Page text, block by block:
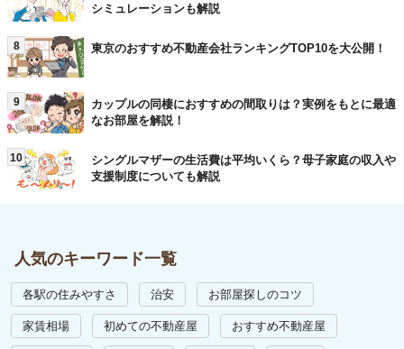
シミュレーションも解説
8 東京のおすすめ不動産会社ランキングTOP10を大公開！
9
カップルの同棲におすすめの間取りは？実例をもとに最適
なお部屋を解説！
10
シングルマザーの生活費は平均いくら？母子家庭の収入や
支援制度についても解説
人気のキーワード一覧
各駅の住みやすさ 治安 お部屋探しのコツ
家賃相場 初めての不動産屋 おすすめ不動産屋